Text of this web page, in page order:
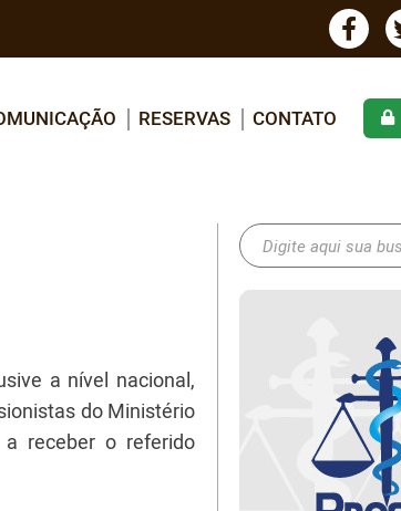
RESERVAS CONTATO
a nível nacional,
do Ministério
receber o referido